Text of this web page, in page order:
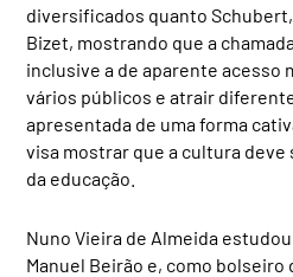
diversificados quanto Schubert,
Bizet, mostrando que a
inclusive a de aparente acesso
vários públicos e atrair
apresentada de uma forma
visa mostrar que a cultura
da educação.
Nuno Vieira de Almeida
Manuel Beirão e, como bolseiro